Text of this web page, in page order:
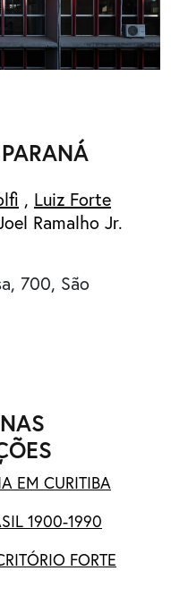
, Luiz Forte
Ramalho Jr.
700, São
EM CURITIBA
1900-1990
FORTE